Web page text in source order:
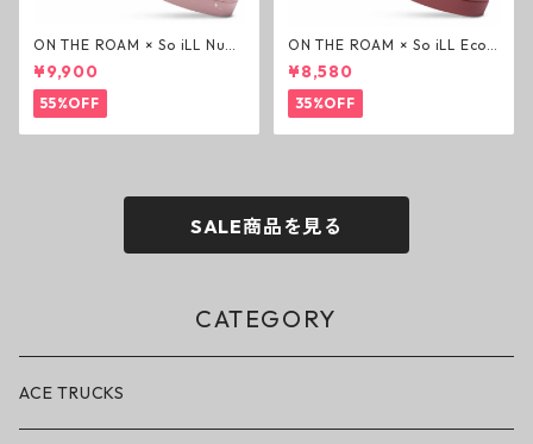
ON THE ROAM × So iLL Nubu
ck Wino ライフスタイルシュ
ーズ ダーティーピンク オンザ
ローム ジェイソンモモア OTR
スニーカー
¥9,900
55%OFF
ON THE ROAM × So iLL Eco
Camo Wino ライフスタイル
シューズ カモ オンザローム ジ
ェイソンモモア OTR スニーカ
ー
¥8,580
35%OFF
SALE商品を見る
CATEGORY
ACE TRUCKS